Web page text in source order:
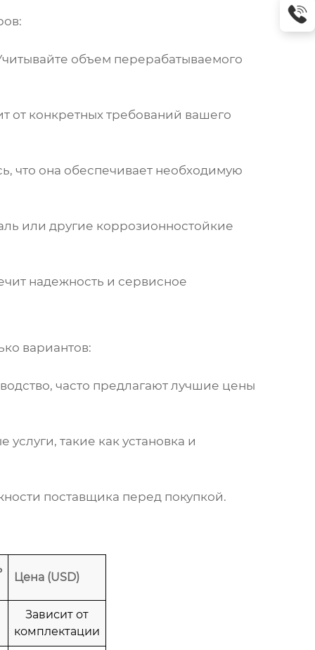
объем перерабатываемого
от конкретных требований вашего
что она обеспечивает необходимую
или другие коррозионностойкие
надежность и сервисное
вариантов:
, часто предлагают лучшие цены
такие как установка и
поставщика перед покупкой.
Цена (USD)
Зависит от
комплектации